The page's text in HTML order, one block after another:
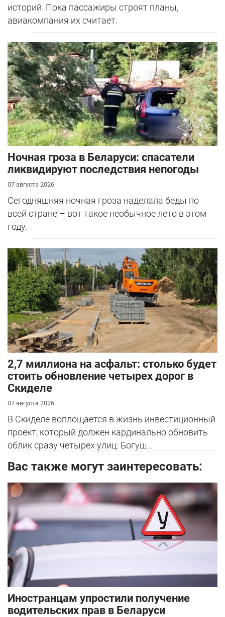
историй. Пока пассажиры строят планы,
авиакомпания их считает.
Ночная гроза в Беларуси: спасатели
ликвидируют последствия непогоды
07 августа 2026
Сегодняшняя ночная гроза наделала беды по
всей стране – вот такое необычное лето в этом
году.
2,7 миллиона на асфальт: столько будет
стоить обновление четырех дорог в
Скиделе
07 августа 2026
В Скиделе воплощается в жизнь инвестиционный
проект, который должен кардинально обновить
облик сразу четырех улиц: Богуш...
Вас также могут заинтересовать:
Иностранцам упростили получение
водительских прав в Беларуси